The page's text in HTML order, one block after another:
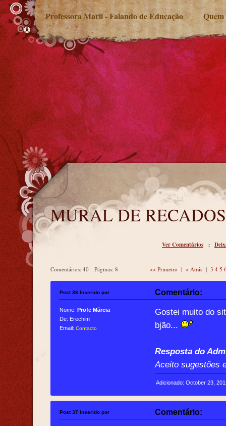
Professora Marli - Falando de Educação Quem
MURAL DE RECADOS
MURAL DE RECADOS
Ver Comentários ::
Comentários: 40 Páginas: 8 << Primeiro | < Atrás | 3 4 5
Post 36 Inserido por Comentário:
Nome:Profe Márcia
De: Erechim
Email:Contacto
Gostei muito do
bjão...
Resposta do
Aceito sugestões
Adicionado: October 23,
Post 37 Inserido por Comentário: